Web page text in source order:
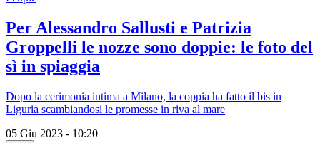
Per Alessandro Sallusti e Patrizia
Groppelli le nozze sono doppie: le foto del
sì in spiaggia
Dopo la cerimonia intima a Milano, la coppia ha fatto il bis in
Liguria scambiandosi le promesse in riva al mare
05 Giu 2023 - 10:20